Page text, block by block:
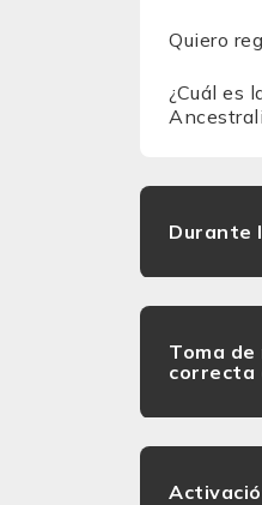
Quiero
¿Cuál es
Durante
Toma
correcta